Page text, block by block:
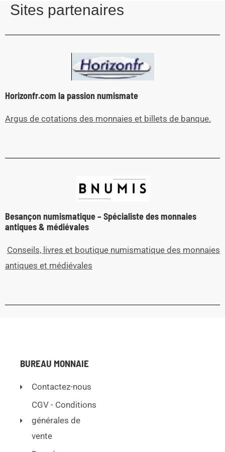
Sites partenaires
Horizonfr.com la passion numismate
Argus de cotations des monnaies et billets de banque.
Besançon numismatique – Spécialiste des monnaies
antiques & médiévales
Conseils, livres et boutique numismatique des monnaies
antiques et médiévales
BUREAU MONNAIE
Contactez-nous
CGV - Conditions
générales de
vente